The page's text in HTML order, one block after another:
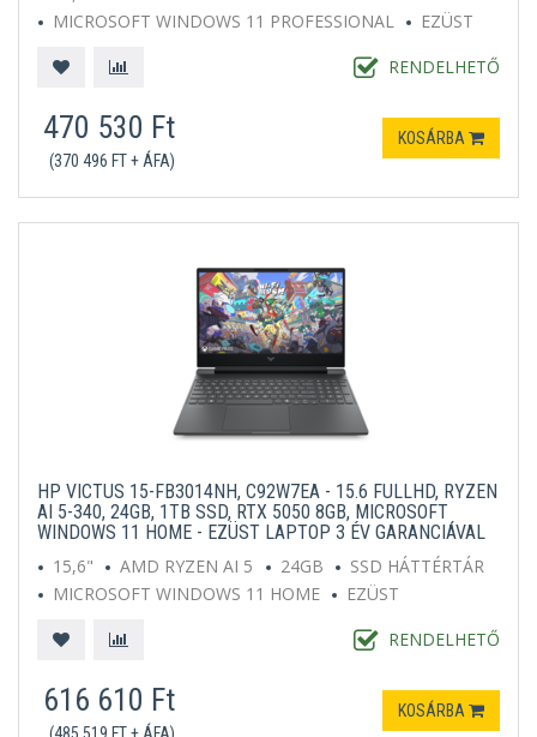
MICROSOFT WINDOWS 11 PROFESSIONAL
EZÜST
RENDELHETŐ
470 530 Ft
(370 496 FT + ÁFA)
KOSÁRBA
HP VICTUS 15-FB3014NH, C92W7EA - 15.6 FULLHD, RYZEN
AI 5-340, 24GB, 1TB SSD, RTX 5050 8GB, MICROSOFT
WINDOWS 11 HOME - EZÜST LAPTOP 3 ÉV GARANCIÁVAL
15,6"
AMD RYZEN AI 5 24GB
SSD HÁTTÉRTÁR
MICROSOFT WINDOWS 11 HOME
EZÜST
RENDELHETŐ
616 610 Ft KOSÁRBA